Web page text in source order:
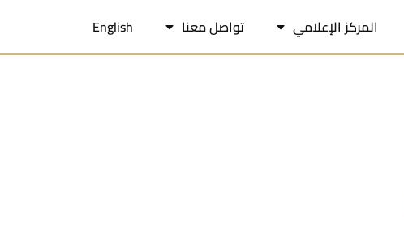
المركز الإعلامي تواصل معنا English